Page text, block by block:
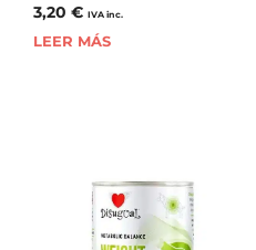
3,20 € IVA inc.
LEER MÁS